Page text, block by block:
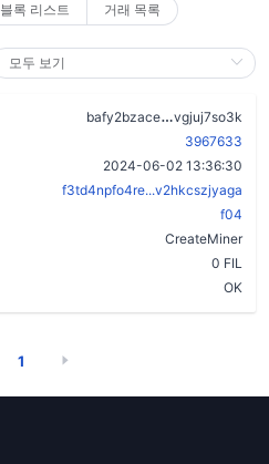
블록 리스트 거래 목록
bafy2bzace
vgjuj7so3k
3967633
2024-06-02 13:36:30
f3td4npfo4re...v2hkcszjyaga
f04
CreateMiner
0 FIL
OK
1